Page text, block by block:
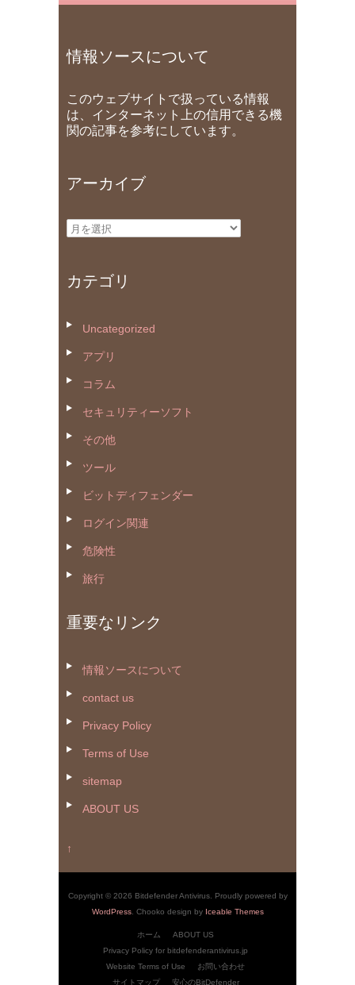
情報ソースについて
このウェブサイトで扱っている情報
は、インターネット上の信用できる機
関の記事を参考にしています。
アーカイブ
ア
カ
ブ
カテゴリ
Uncategorized
アプリ
コラム
セキュリティーソフト
その他
ツール
ビットディフェンダー
ログイン関連
危険性
旅行
重要なリンク
情報ソースについて
contact us
Privacy Policy
Terms of Use
sitemap
ABOUT US
↑
Copyright © 2026 Bitdefender Antivirus. Proudly powered by
WordPress. Chooko design by Iceable Themes
ホーム
ABOUT US
Privacy Policy for bitdefenderantivirus.jp
Website Terms of Use
お問い合わせ
サイトマップ
安心のBitDefender